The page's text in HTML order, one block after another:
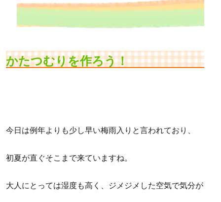
かたつむりを作ろう！
今日は例年よりも少し早い梅雨入りと言われており、
初夏が直ぐそこまで来ていますね。
大人にとっては湿度も高く、ジメジメした空気で気分が